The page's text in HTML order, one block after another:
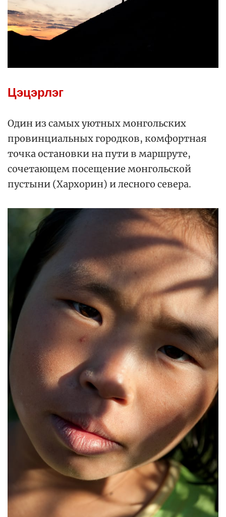
Цэцэрлэг
Один из самых уютных монгольских
провинциальных городков, комфортная
точка остановки на пути в маршруте,
сочетающем посещение монгольской
пустыни (Хархорин) и лесного севера.